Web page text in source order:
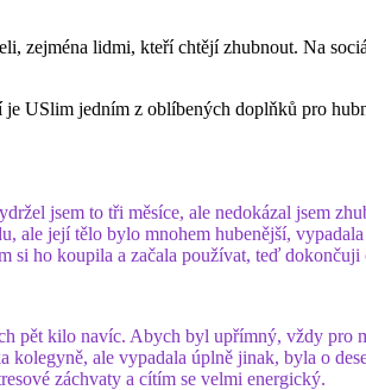
zejména lidmi, kteří chtějí zhubnout. Na
je USlim jedním z oblíbených doplňků pro
jsem to tři měsíce, ale nedokázal jsem
ale její tělo bylo mnohem hubenější,
si ho koupila a začala používat, teď
pět kilo navíc. Abych byl upřímný, vždy
kolegyně, ale vypadala úplně jinak, byla o
záchvaty a cítím se velmi energický.